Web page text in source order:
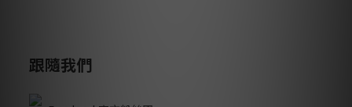
跟隨我們